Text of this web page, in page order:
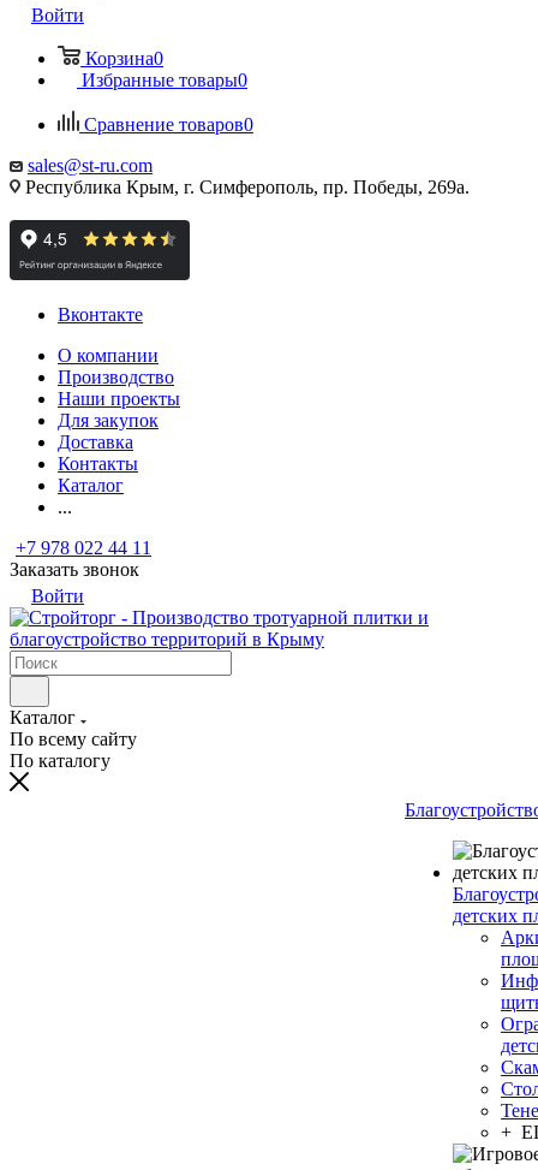
Войти
Корзина0
Избранные товары0
Сравнение товаров0
sales@st-ru.com
Республика Крым, г. Симферополь, пр. Победы, 269а.
Вконтакте
О компании
Производство
Наши проекты
Для закупок
Доставка
Контакты
Каталог
...
+7 978 022 44 11
Заказать звонок
Войти
Каталог
По всему сайту
По каталогу
детских
+